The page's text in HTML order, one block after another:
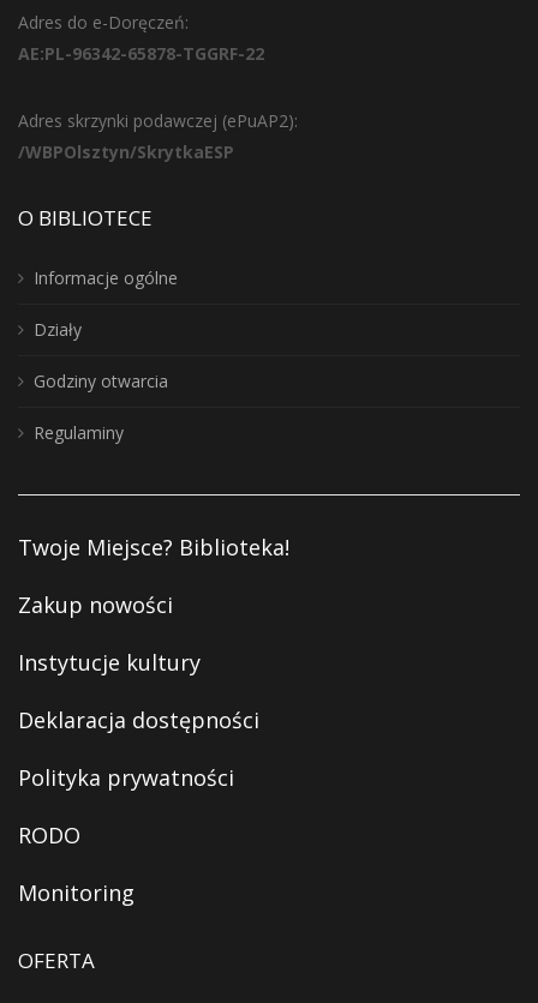
Adres do e-Doręczeń:
AE:PL-96342-65878-TGGRF-22
Adres skrzynki podawczej (ePuAP2):
/WBPOlsztyn/SkrytkaESP
O BIBLIOTECE
Informacje ogólne
Działy
Godziny otwarcia
Regulaminy
Twoje Miejsce? Biblioteka!
Zakup nowości
Instytucje kultury
Deklaracja dostępności
Polityka prywatności
RODO
Monitoring
OFERTA